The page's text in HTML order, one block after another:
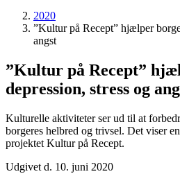
2020
”Kultur på Recept” hjælper
angst
”Kultur på Recept”
depression, stress og
Kulturelle aktiviteter ser ud til at
borgeres helbred og trivsel. Det viser
projektet Kultur på Recept.
Udgivet d. 10. juni 2020